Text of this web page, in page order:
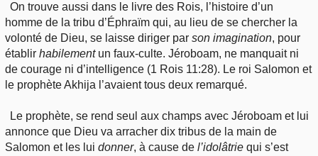
On trouve aussi dans le livre des Rois, l’histoire d’un
homme de la tribu d’Éphraïm qui, au lieu de se chercher la
volonté de Dieu, se laisse diriger par son imagination, pour
établir habilementun faux-culte. Jéroboam, ne manquait ni
de courage ni d’intelligence (1 Rois 11:28). Le roi Salomon et
le prophète Akhija l’avaient tous deux remarqué.
Le prophète, se rend seul aux champs avec Jéroboam et lui
annonce que Dieu va arracher dix tribus de la main de
Salomon et les lui donner, à cause de l’idolâtrie qui s’est